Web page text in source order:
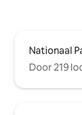
Nationaal
Door 219